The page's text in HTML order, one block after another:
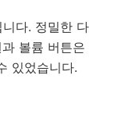
다. 정밀한 다
볼륨 버튼은
있었습니다.